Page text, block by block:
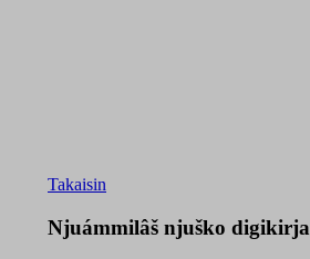
Takaisin
Njuámmilâš njuško digikirja